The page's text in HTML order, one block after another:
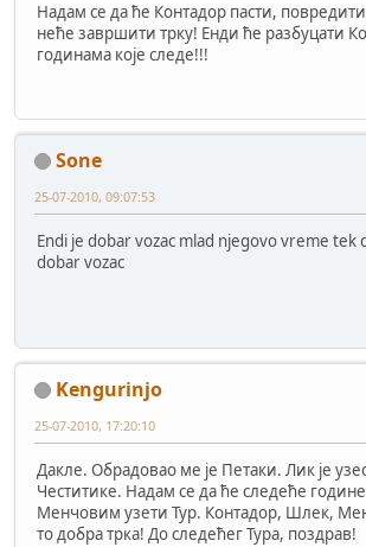
Надам се да ће Контадор пасти,
неће завршити трку! Енди ће разбуцати
годинама које следе!!!
Sone
25-07-2010, 09:07:53
Endi je dobar vozac mlad njegovo vreme tek
dobar vozac
Kengurinjo
25-07-2010, 17:20:10
Дакле. Обрадовао ме је Петаки. Лик је
Честитике. Надам се да ће следеће
Менчовим узети Тур. Контадор, Шлек,
то добра трка! До следећег Тура, поздрав!